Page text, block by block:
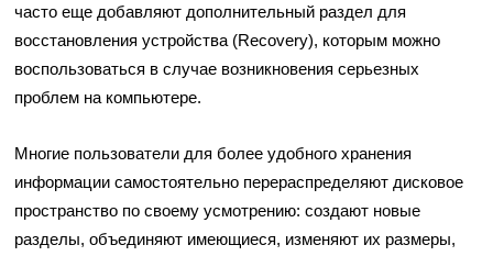
часто еще добавляют дополнительный раздел для
восстановления устройства (Recovery), которым можно
воспользоваться в случае возникновения серьезных
проблем на компьютере.
Многие пользователи для более удобного хранения
информации самостоятельно перераспределяют дисковое
пространство по своему усмотрению: создают новые
разделы, объединяют имеющиеся, изменяют их размеры,